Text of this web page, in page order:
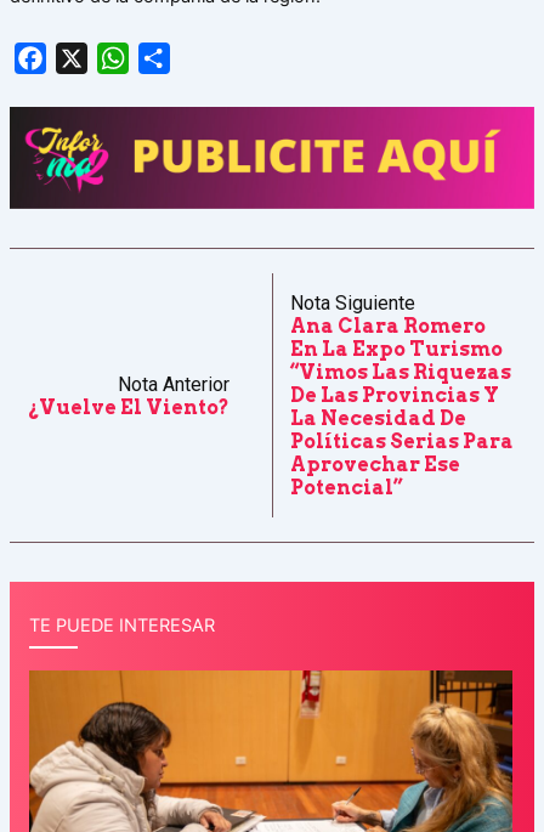
Facebook WhatsApp
Nota Anterior
¿Vuelve El Viento?
Nota Siguiente
Ana Clara Romero
En La Expo Turismo
“vimos Las Riquezas
De Las Provincias Y
La Necesidad De
Políticas Serias Para
Aprovechar Ese
Potencial”
TE PUEDE INTERESAR